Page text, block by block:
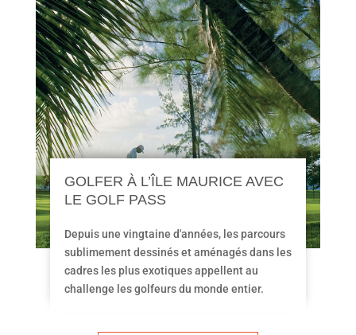
GOLFER À L’ÎLE MAURICE AVEC
LE GOLF PASS
Depuis une vingtaine d'années, les parcours
sublimement dessinés et aménagés dans les
cadres les plus exotiques appellent au
challenge les golfeurs du monde entier.